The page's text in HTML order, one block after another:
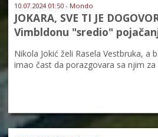
10.07.2024 01:50 - Mondo
JOKARA, SVE TI JE
Vimbldonu "sredio"
Nikola Jokić želi Rasela Vestbruka, a
imao čast da porazgovara sa njim za